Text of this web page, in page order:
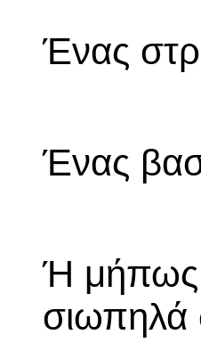
Ένας
Ένας
Ή μήπως
σιωπηλά